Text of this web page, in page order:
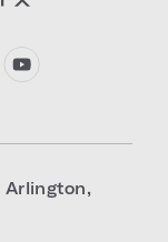
Arlington,